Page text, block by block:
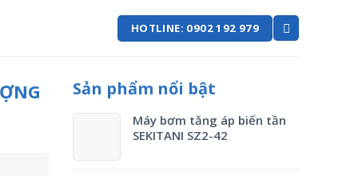
HOTLINE: 0902 192 979
Sản phẩm nổi bật
Máy bơm tăng áp biến tần
SEKITANI SZ2-42